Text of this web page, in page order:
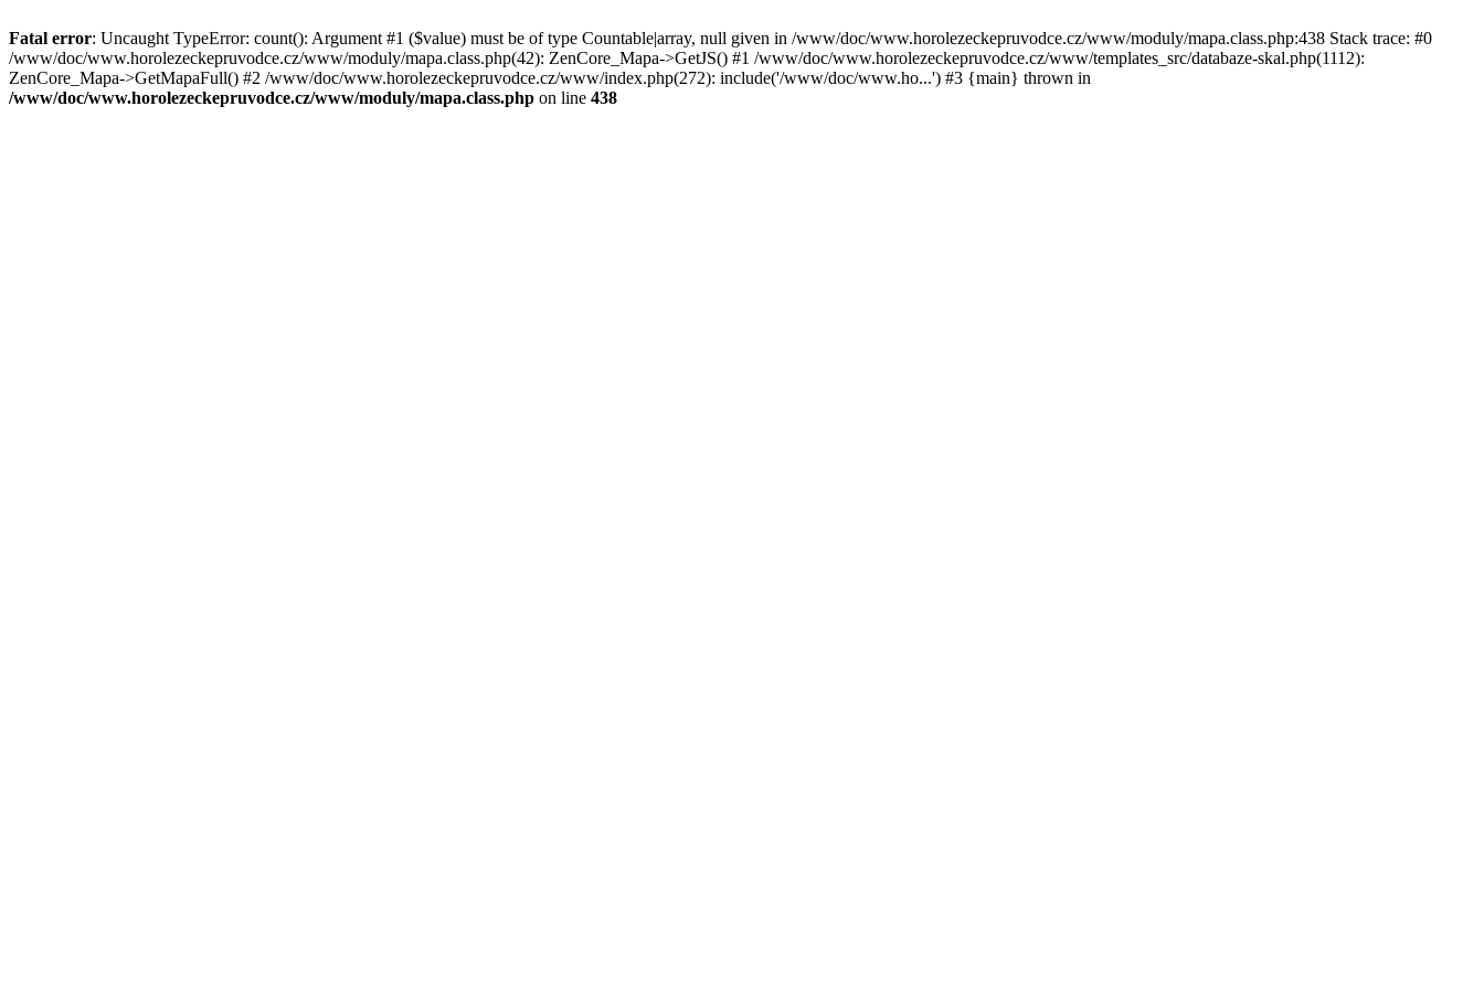
Fatal error: Uncaught TypeError: count(): Argument #1 ($value) must be of type Countable|array, null given in /www/doc/www.horolezeckepruvodce.cz/www/moduly/mapa.class.php:438 Stack trace: #0
/www/doc/www.horolezeckepruvodce.cz/www/moduly/mapa.class.php(42): ZenCore_Mapa->GetJS() #1 /www/doc/www.horolezeckepruvodce.cz/www/templates_src/databaze-skal.php(1112):
ZenCore_Mapa->GetMapaFull() #2 /www/doc/www.horolezeckepruvodce.cz/www/index.php(272): include('/www/doc/www.ho...') #3 {main} thrown in
/www/doc/www.horolezeckepruvodce.cz/www/moduly/mapa.class.php on line 438